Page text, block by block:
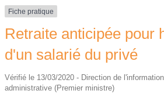
Fiche pratique
Retraite anticipée pour
d'un salarié du privé
Vérifié le 13/03/2020 - Direction de
administrative (Premier ministre)